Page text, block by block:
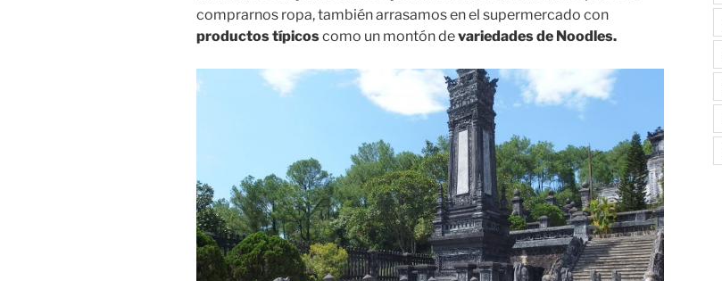
comprarnos ropa, también arrasamos en el supermercado con
productos típicoscomo un montón devariedades de Noodles.